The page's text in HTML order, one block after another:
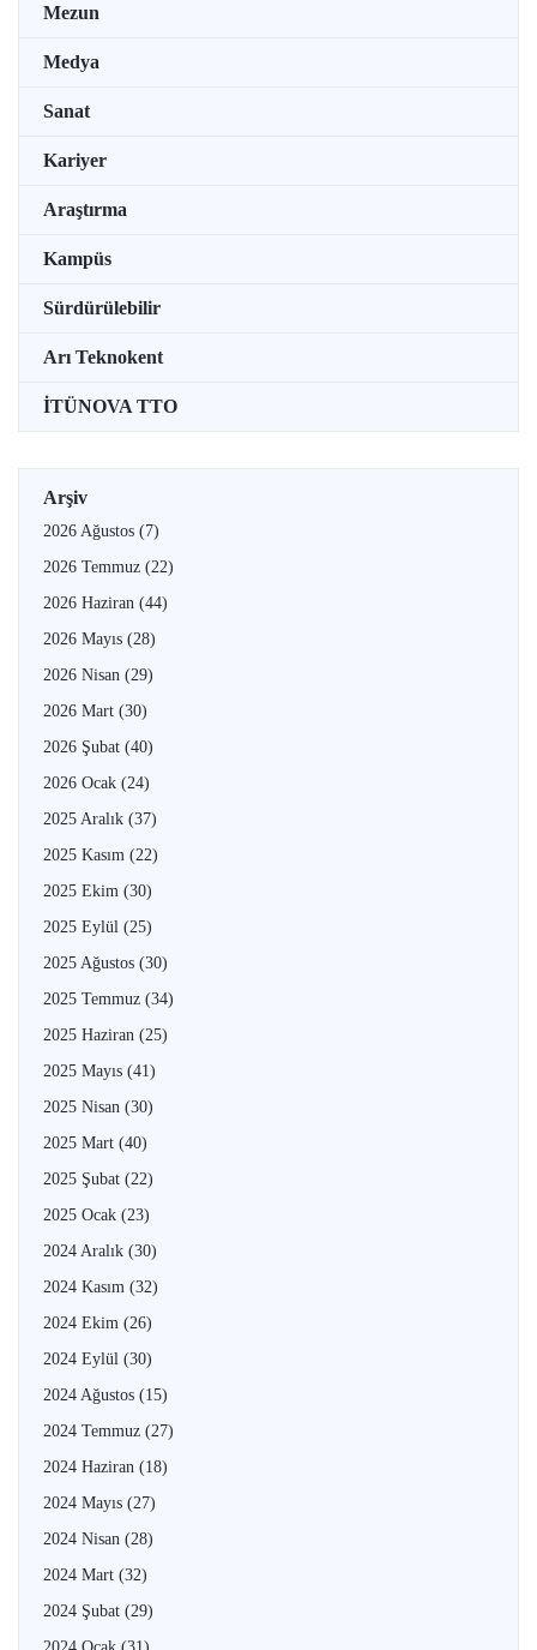
Mezun
Medya
Sanat
Kariyer
Araştırma
Kampüs
Sürdürülebilir
Arı Teknokent
İTÜNOVA TTO
Arşiv
2026 Ağustos (7)
2026 Temmuz (22)
2026 Haziran (44)
2026 Mayıs (28)
2026 Nisan (29)
2026 Mart (30)
2026 Şubat (40)
2026 Ocak (24)
2025 Aralık (37)
2025 Kasım (22)
2025 Ekim (30)
2025 Eylül (25)
2025 Ağustos (30)
2025 Temmuz (34)
2025 Haziran (25)
2025 Mayıs (41)
2025 Nisan (30)
2025 Mart (40)
2025 Şubat (22)
2025 Ocak (23)
2024 Aralık (30)
2024 Kasım (32)
2024 Ekim (26)
2024 Eylül (30)
2024 Ağustos (15)
2024 Temmuz (27)
2024 Haziran (18)
2024 Mayıs (27)
2024 Nisan (28)
2024 Mart (32)
2024 Şubat (29)